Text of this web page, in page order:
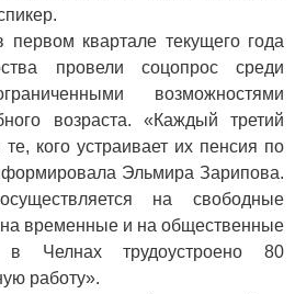
первом квартале текущего года
провели соцопрос среди
возможностями
возраста. «Каждый третий
те, кого устраивает их пенсия по
Эльмира Зарипова.
на свободные
на временные и на общественные
Челнах трудоустроено 80
работу».